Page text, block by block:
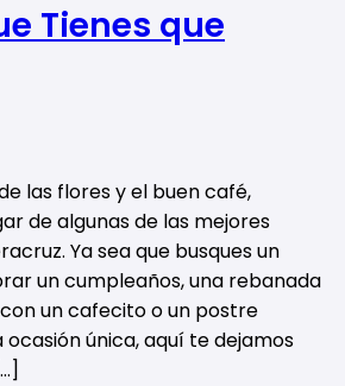
Tienes que
las flores y el buen café,
de algunas de las mejores
Ya sea que busques un
un cumpleaños, una rebanada
un cafecito o un postre
única, aquí te dejamos